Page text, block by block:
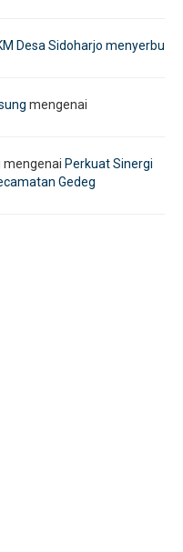
Desa Sidoharjo menyerbu
mengenai
mengenai Perkuat Sinergi
Gedeg